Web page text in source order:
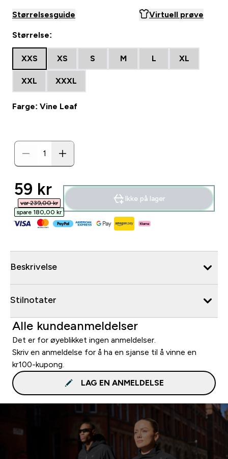
Størrelsesguide Virtuell prøve
Størrelse:
XXS XS S M L XL
XXL XXXL
Farge: Vine Leaf
discounted price
59 kr‎
var 239,00 kr‎
spare 180,00 kr‎
Ikke på lager
Beskrivelse
Stilnotater
Alle kundeanmeldelser
Det er for øyeblikket ingen anmeldelser.
Skriv en anmeldelse for å ha en sjanse til å vinne en
kr100-kupong.
LAG EN ANMELDELSE